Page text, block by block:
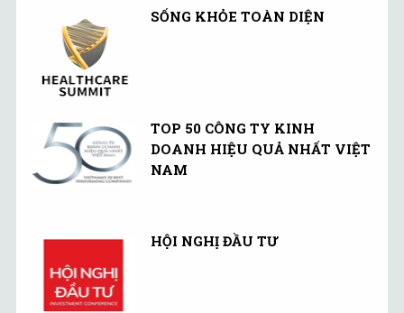
SỐNG KHỎE TOÀN DIỆN
TOP 50 CÔNG TY KINH
DOANH HIỆU QUẢ NHẤT VIỆT
NAM
HỘI NGHỊ ĐẦU TƯ